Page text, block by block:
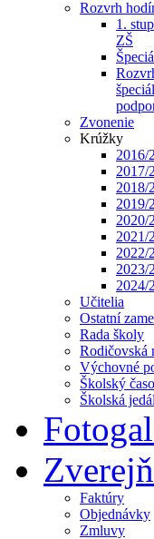
Rozvrh
1.
ZŠ
Zvonenie
Krúžky
2016/
2017/
2018/
2019/
2020/
2021/
2022/
2023/
2024/
Učitelia
Ostatní
Rada školy
Rodičovská
Výchovné
Školský
Školská
Faktúry
Objednávky
Zmluvy